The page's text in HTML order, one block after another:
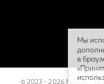
© 2023 - 2026 NOISIS -
Мы
в